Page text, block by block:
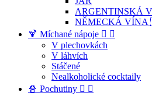
ARGENTINSKÁ
NĚMECKÁ
🍹 Míchané nápoje  
V plechovkách
V láhvích
Stáčené
Nealkoholické cocktaily
🍿 Pochutiny  